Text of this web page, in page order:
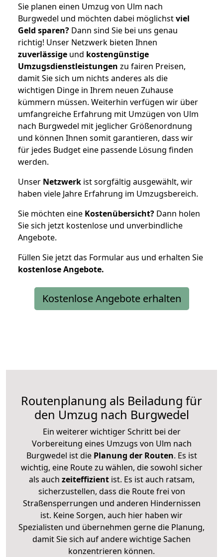
Sie planen einen Umzug von Ulm nach
Burgwedel und möchten dabei möglichstviel
Geld sparen? Dann sind Sie bei uns genau
richtig! Unser Netzwerk bieten Ihnen
zuverlässige und kostengünstige
Umzugsdienstleistungen zu fairen Preisen,
damit Sie sich um nichts anderes als die
wichtigen Dinge in Ihrem neuen Zuhause
kümmern müssen. Weiterhin verfügen wir über
umfangreiche Erfahrung mit Umzügen von Ulm
nach Burgwedel mit jeglicher Größenordnung
und können Ihnen somit garantieren, dass wir
für jedes Budget eine passende Lösung finden
werden.
Unser Netzwerk ist sorgfältig ausgewählt, wir
haben viele Jahre Erfahrung im Umzugsbereich.
Sie möchten eine Kostenübersicht? Dann holen
Sie sich jetzt kostenlose und unverbindliche
Angebote.
Füllen Sie jetzt das Formular aus und erhalten Sie
kostenloseAngebote.
Kostenlose Angebote erhalten
Routenplanung als Beiladung für
den Umzug nach Burgwedel
Ein weiterer wichtiger Schritt bei der
Vorbereitung eines Umzugs von Ulm nach
Burgwedel ist diePlanung der Routen. Es ist
wichtig, eine Route zu wählen, die sowohl sicher
als auch zeiteffizientist. Es ist auch ratsam,
sicherzustellen, dass die Route frei von
Straßensperrungen und anderen Hindernissen
ist. Keine Sorgen, auch hier haben wir
Spezialisten und übernehmen gerne die Planung,
damit Sie sich auf andere wichtige Sachen
konzentrieren können.